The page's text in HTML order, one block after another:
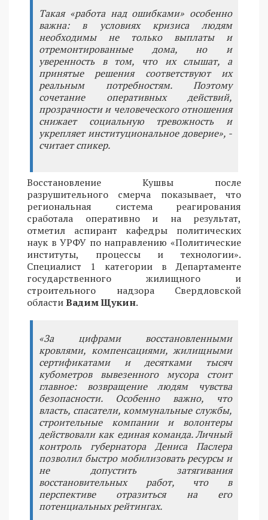
Такая «работа над ошибками» особенно
важна: в условиях кризиса людям
необходимы не только выплаты и
отремонтированные дома, но и
уверенность в том, что их слышат, а
принятые решения соответствуют их
реальным потребностям. Поэтому
сочетание оперативных действий,
прозрачности и человеческого отношения
снижает социальную тревожность и
укрепляет институциональное доверие», -
считает спикер.
Восстановление Кушвы после
разрушительного смерча показывает, что
региональная система реагирования
сработала оперативно и на результат,
отметил аспирант кафедры политических
наук в УРФУ по направлению «Политические
институты, процессы и технологии».
Специалист 1 категории в Департаменте
государственного жилищного и
строительного надзора Свердловской
областиВадим Щукин.
«За цифрами восстановленными
кровлями, компенсациями, жилищными
сертификатами и десятками тысяч
кубометров вывезенного мусора стоит
главное: возвращение людям чувства
безопасности. Особенно важно, что
власть, спасатели, коммунальные службы,
строительные компании и волонтеры
действовали как единая команда. Личный
контроль губернатора Дениса Паслера
позволил быстро мобилизовать ресурсы и
не допустить затягивания
восстановительных работ, что в
перспективе отразиться на его
потенциальных рейтингах.